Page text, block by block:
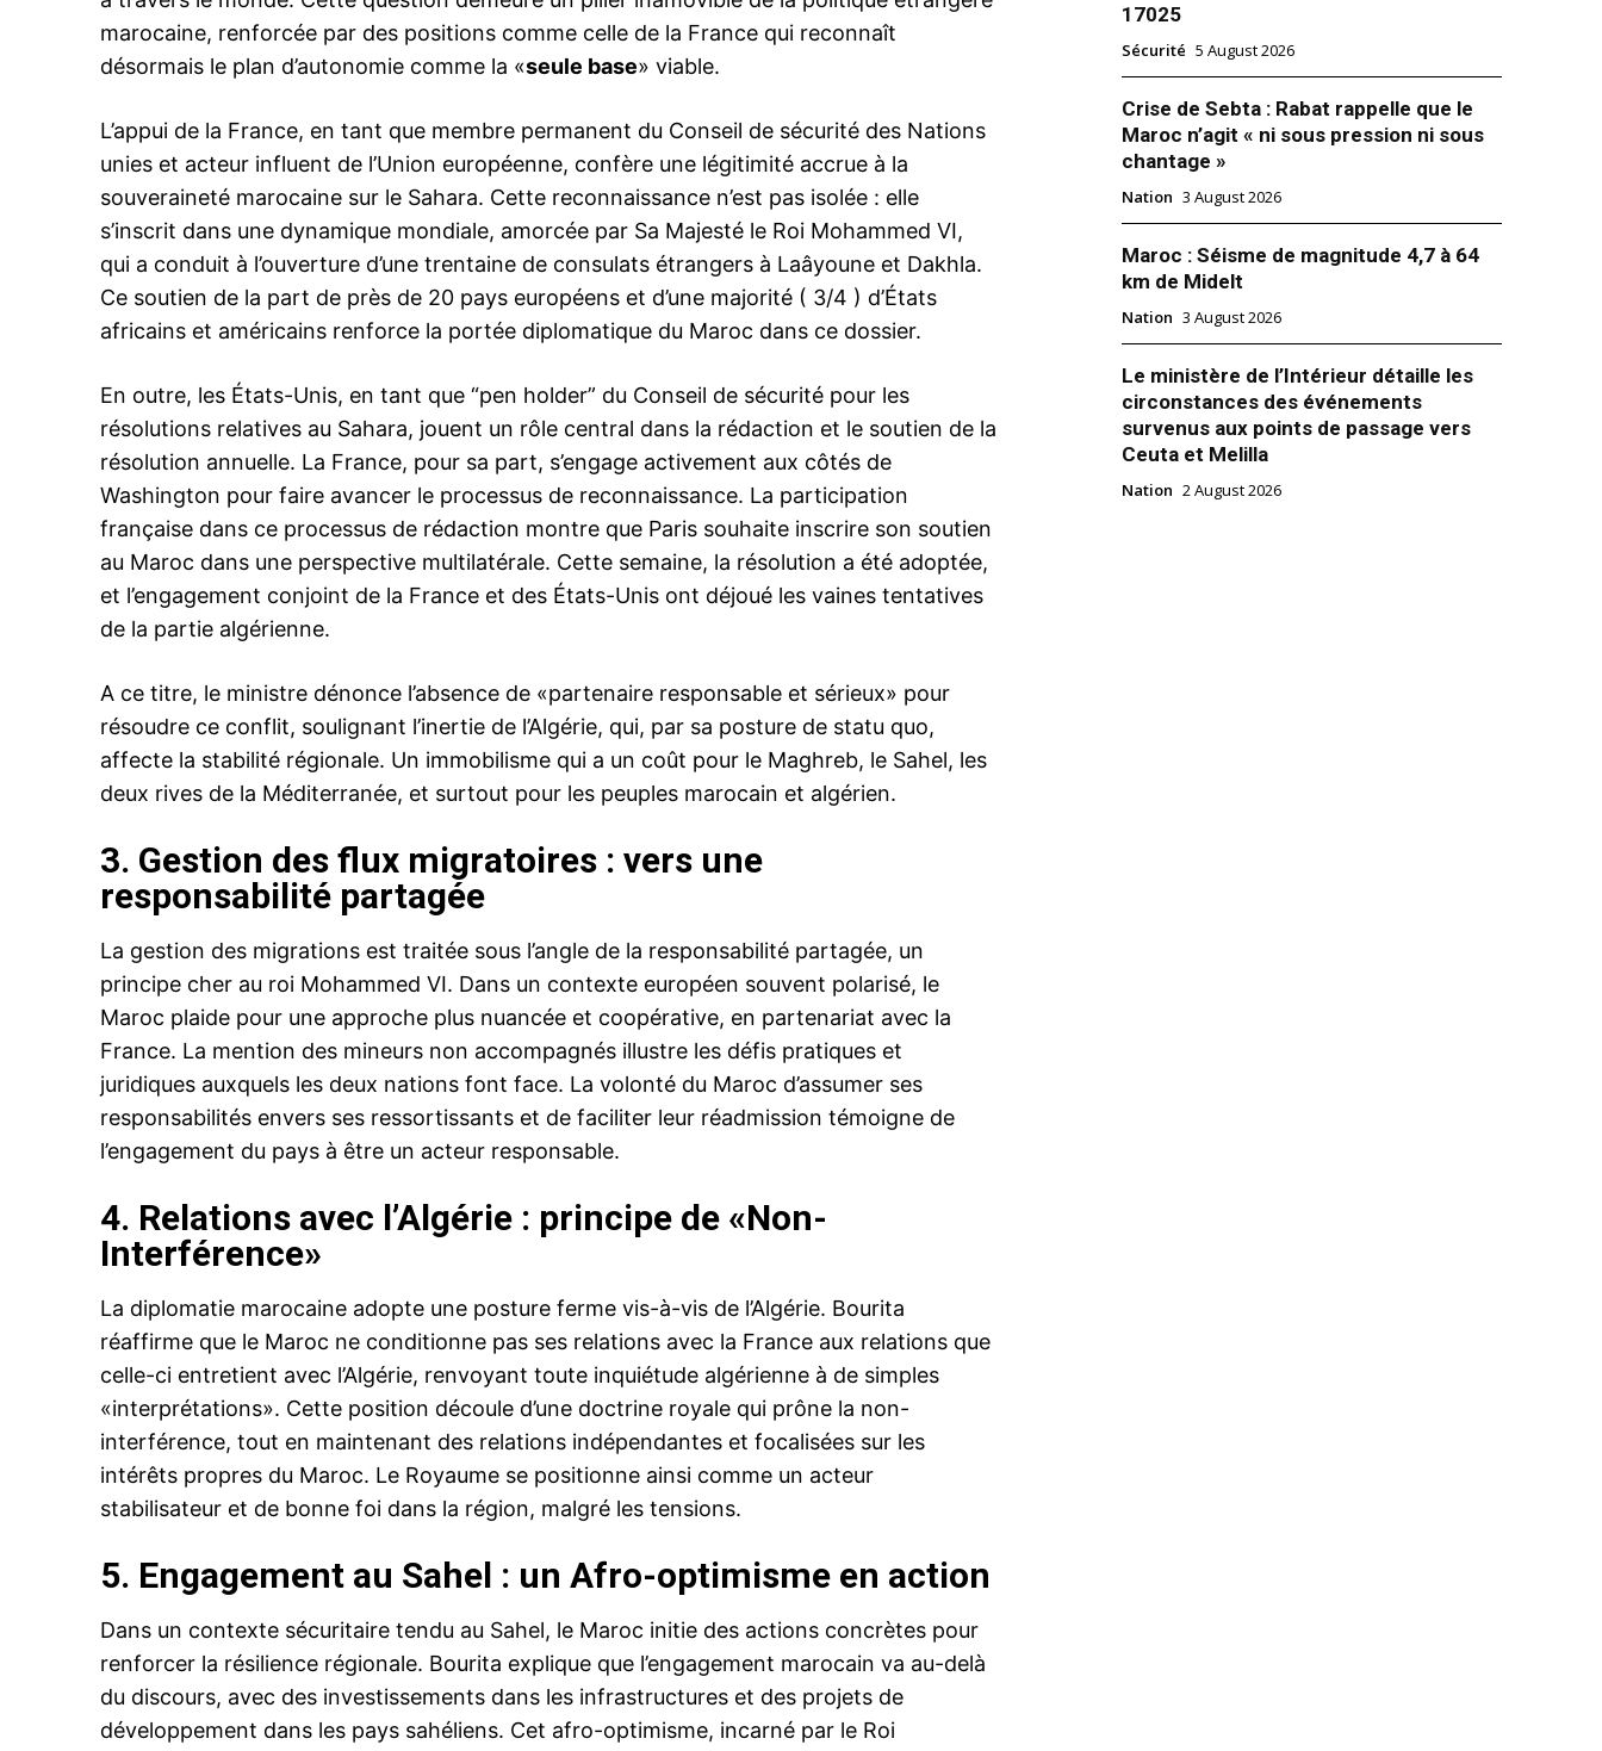
Mon compte
Related
Officiel : Washington encourage les
investissements américains au Sahara
In "Sahara Marocain"
Sahara marocain : les Pays-Bas estiment
qu’une véritable autonomie sous
souveraineté marocaine est « la solution la
plus réalisable »
7 April 2026
In "Sahara Marocain"
tweet attribué à Nasser Bourita
In "Médias"
marocaine, renforcée par des positions comme celle de la France qui reconnaît
désormais le plan d’autonomie comme la «seule base» viable.
L’appui de la France, en tant que membre permanent du Conseil de sécurité des Nations
unies et acteur influent de l’Union européenne, confère une légitimité accrue à la
souveraineté marocaine sur le Sahara. Cette reconnaissance n’est pas isolée : elle
s’inscrit dans une dynamique mondiale, amorcée par Sa Majesté le Roi Mohammed VI,
qui a conduit à l’ouverture d’une trentaine de consulats étrangers à Laâyoune et Dakhla.
Ce soutien de la part de près de 20 pays européens et d’une majorité ( 3/4 ) d’États
africains et américains renforce la portée diplomatique du Maroc dans ce dossier.
En outre, les États-Unis, en tant que “pen holder” du Conseil de sécurité pour les
résolutions relatives au Sahara, jouent un rôle central dans la rédaction et le soutien de la
résolution annuelle. La France, pour sa part, s’engage activement aux côtés de
Washington pour faire avancer le processus de reconnaissance. La participation
française dans ce processus de rédaction montre que Paris souhaite inscrire son soutien
au Maroc dans une perspective multilatérale. Cette semaine, la résolution a été adoptée,
et l’engagement conjoint de la France et des États-Unis ont déjoué les vaines tentatives
de la partie algérienne.
A ce titre, le ministre dénonce l’absence de «partenaire responsable et sérieux» pour
résoudre ce conflit, soulignant l’inertie de l’Algérie, qui, par sa posture de statu quo,
affecte la stabilité régionale. Un immobilisme qui a un coût pour le Maghreb, le Sahel, les
deux rives de la Méditerranée, et surtout pour les peuples marocain et algérien.
3. Gestion des flux migratoires : vers une
responsabilité partagée
La gestion des migrations est traitée sous l’angle de la responsabilité partagée, un
principe cher au roi Mohammed VI. Dans un contexte européen souvent polarisé, le
Maroc plaide pour une approche plus nuancée et coopérative, en partenariat avec la
France. La mention des mineurs non accompagnés illustre les défis pratiques et
juridiques auxquels les deux nations font face. La volonté du Maroc d’assumer ses
responsabilités envers ses ressortissants et de faciliter leur réadmission témoigne de
l’engagement du pays à être un acteur responsable.
4. Relations avec l’Algérie : principe de «Non-
Interférence»
La diplomatie marocaine adopte une posture ferme vis-à-vis de l’Algérie. Bourita
réaffirme que le Maroc ne conditionne pas ses relations avec la France aux relations que
celle-ci entretient avec l’Algérie, renvoyant toute inquiétude algérienne à de simples
«interprétations». Cette position découle d’une doctrine royale qui prône la non-
interférence, tout en maintenant des relations indépendantes et focalisées sur les
intérêts propres du Maroc. Le Royaume se positionne ainsi comme un acteur
stabilisateur et de bonne foi dans la région, malgré les tensions.
5. Engagement au Sahel : un Afro-optimisme en action
Dans un contexte sécuritaire tendu au Sahel, le Maroc initie des actions concrètes pour
renforcer la résilience régionale. Bourita explique que l’engagement marocain va au-delà
du discours, avec des investissements dans les infrastructures et des projets de
développement dans les pays sahéliens. Cet afro-optimisme, incarné par le Roi
17025
Sécurité 5 August 2026
Crise de Sebta : Rabat rappelle que le
Maroc n’agit « ni sous pression ni sous
chantage »
Nation 3 August 2026
Maroc : Séisme de magnitude 4,7 à 64
km de Midelt
Nation 3 August 2026
Le ministère de l’Intérieur détaille les
circonstances des événements
survenus aux points de passage vers
Ceuta et Melilla
Nation 2 August 2026